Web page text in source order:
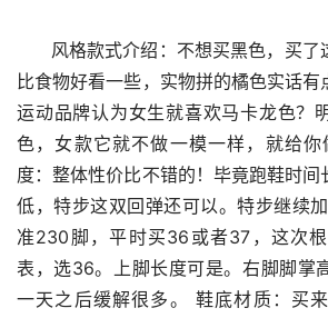
比食物好看一些，实物拼的橘色实话
运动品牌认为女生就喜欢马卡龙色？
色，女款它就不做一模一样，就给
度：整体性价比不错的！毕竟跑鞋时
低，特步这双回弹还可以。特步继续
准230脚，平时买36或者37，这次
表，选36。上脚长度可是。右脚脚掌
一天之后缓解很多。 鞋底材质：买